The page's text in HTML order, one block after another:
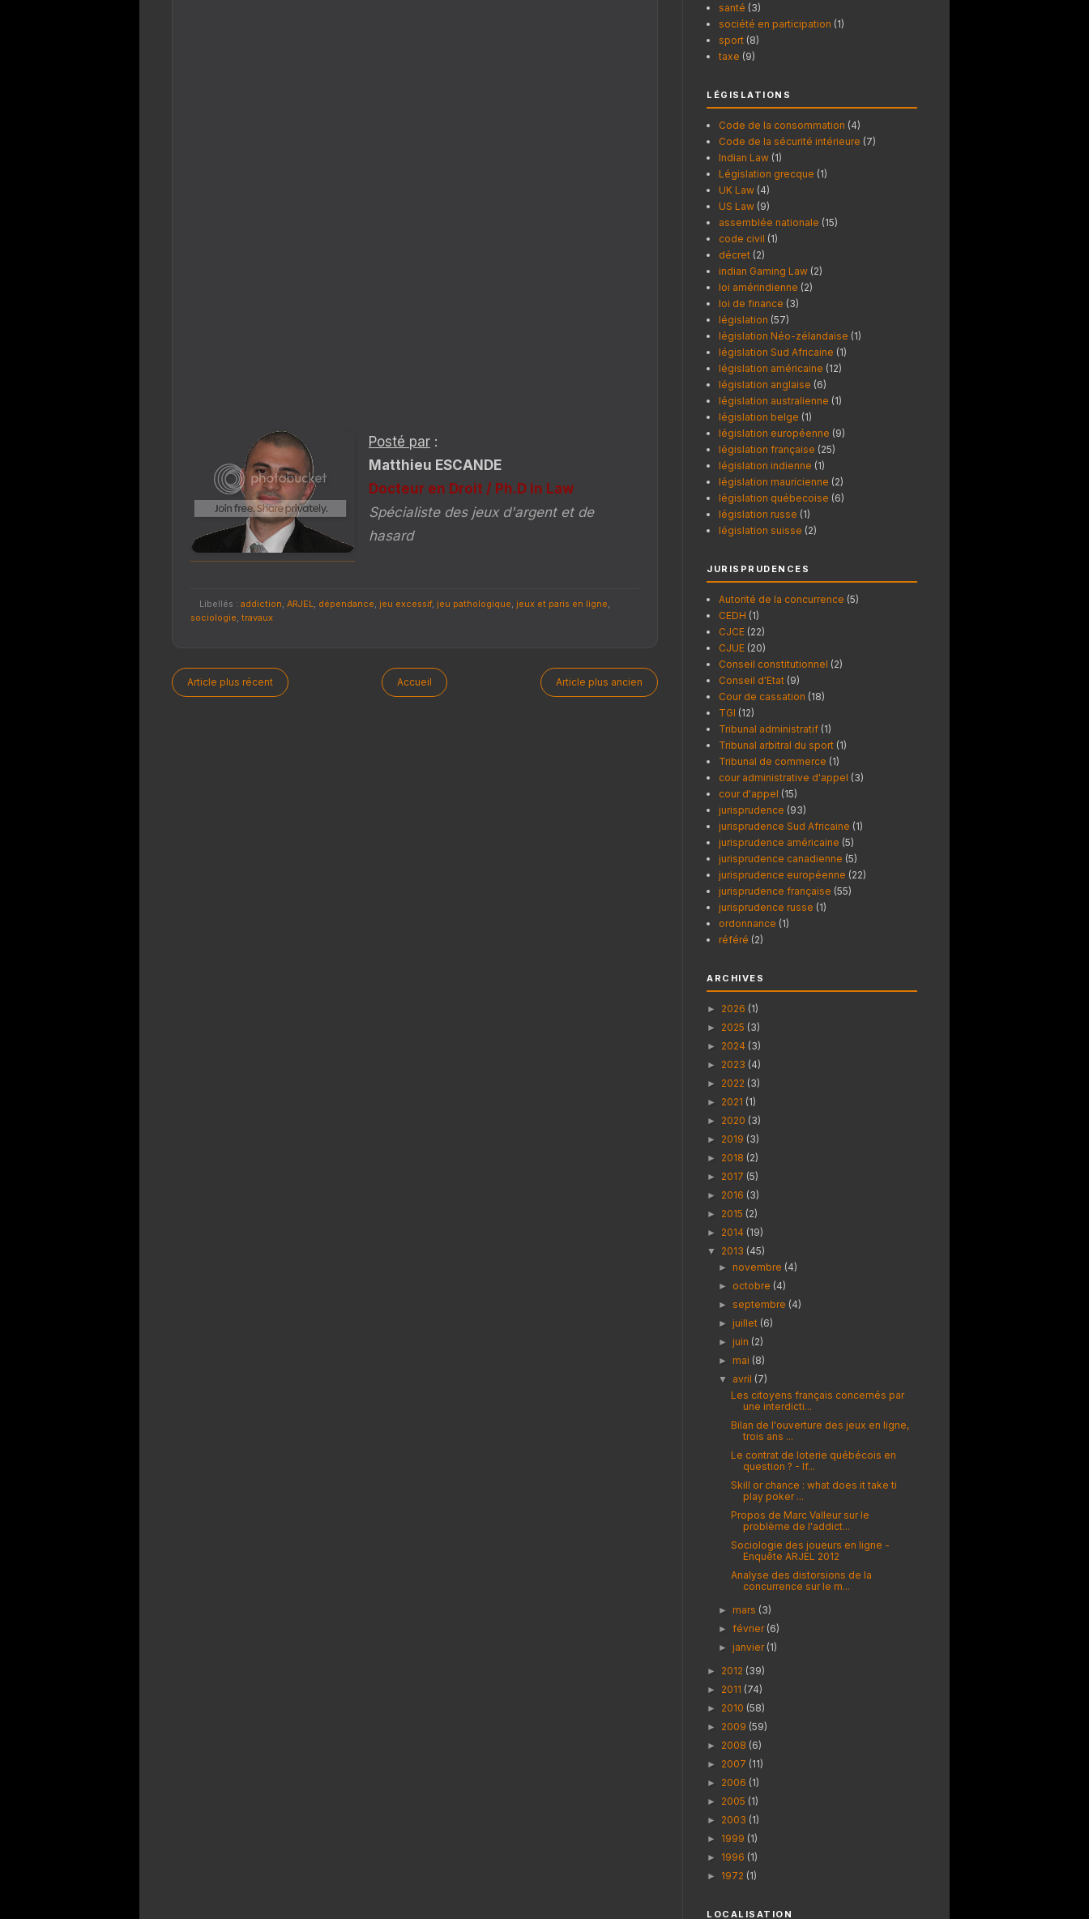
Posté par :
Matthieu ESCANDE
Docteur en Droit / Ph.D in Law
Spécialiste des jeux d'argent et de
hasard
Libellés : addiction, ARJEL, dépendance, jeu excessif, jeu pathologique, jeux et paris en ligne,
sociologie, travaux
Article plus récent Article plus ancien
Accueil
santé (3)
société en participation (1)
sport (8)
taxe (9)
LÉGISLATIONS
Code de la consommation (4)
Code de la sécurité intérieure (7)
Indian Law (1)
Législation grecque (1)
UK Law (4)
US Law (9)
assemblée nationale (15)
code civil (1)
décret (2)
indian Gaming Law (2)
loi amérindienne (2)
loi de finance (3)
législation (57)
législation Néo-zélandaise (1)
législation Sud Africaine (1)
législation américaine (12)
législation anglaise (6)
législation australienne (1)
législation belge (1)
législation européenne (9)
législation française (25)
législation indienne (1)
législation mauricienne (2)
législation québecoise (6)
législation russe (1)
législation suisse (2)
JURISPRUDENCES
Autorité de la concurrence (5)
CEDH (1)
CJCE (22)
CJUE (20)
Conseil constitutionnel (2)
Conseil d'Etat (9)
Cour de cassation (18)
TGI (12)
Tribunal administratif (1)
Tribunal arbitral du sport (1)
Tribunal de commerce (1)
cour administrative d'appel (3)
cour d'appel (15)
jurisprudence (93)
jurisprudence Sud Africaine (1)
jurisprudence américaine (5)
jurisprudence canadienne (5)
jurisprudence européenne (22)
jurisprudence française (55)
jurisprudence russe (1)
ordonnance (1)
référé (2)
ARCHIVES
► 2026 (1)
► 2025 (3)
► 2024 (3)
► 2023 (4)
► 2022 (3)
► 2021 (1)
► 2020 (3)
► 2019 (3)
► 2018 (2)
► 2017 (5)
► 2016 (3)
► 2015 (2)
► 2014 (19)
▼ 2013 (45)
► novembre (4)
► octobre (4)
► septembre (4)
► juillet (6)
► juin (2)
► mai (8)
▼ avril (7)
Les citoyens français concernés par
une interdicti...
Bilan de l'ouverture des jeux en ligne,
trois ans ...
Le contrat de loterie québécois en
question ? - If...
Skill or chance : what does it take ti
play poker ...
Propos de Marc Valleur sur le
problème de l'addict...
Sociologie des joueurs en ligne -
Enquête ARJEL 2012
Analyse des distorsions de la
concurrence sur le m...
► mars (3)
►février (6)
► janvier (1)
► 2012 (39)
► 2011 (74)
► 2010 (58)
► 2009 (59)
► 2008 (6)
► 2007 (11)
► 2006 (1)
► 2005 (1)
► 2003 (1)
► 1999 (1)
► 1996 (1)
► 1972 (1)
LOCALISATION